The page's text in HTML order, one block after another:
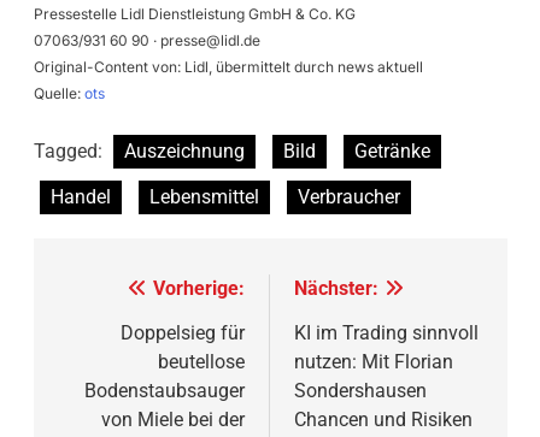
Pressestelle Lidl Dienstleistung GmbH & Co. KG
07063/931 60 90 · presse@lidl.de
Original-Content von: Lidl, übermittelt durch news aktuell
Quelle: ots
Tagged: Auszeichnung Bild
Getränke
Handel
Lebensmittel Verbraucher
Beitragsnavigation
Vorherige:
Doppelsieg für
beutellose
Bodenstaubsauger
von Miele bei der
Nächster:
KI im Trading sinnvoll
nutzen: Mit Florian
Sondershausen
Chancen und Risiken